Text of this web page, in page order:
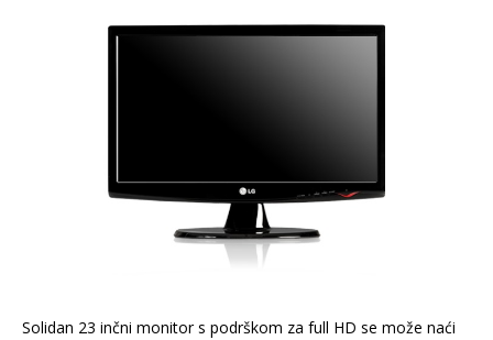
Solidan 23 inčni monitor s podrškom za full HD se može naći